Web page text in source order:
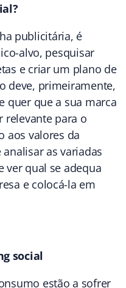
publicitária, é
alvo, pesquisar
e criar um plano de
deve, primeiramente,
quer que a sua marca
relevante para o
aos valores da
as variadas
ver qual se adequa
e colocá-la em
social
estão a sofrer